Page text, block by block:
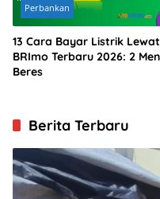
Perbankan
13 Cara Bayar Listrik Lewat
BRImo Terbaru 2026: 2
Beres
Berita Terbaru